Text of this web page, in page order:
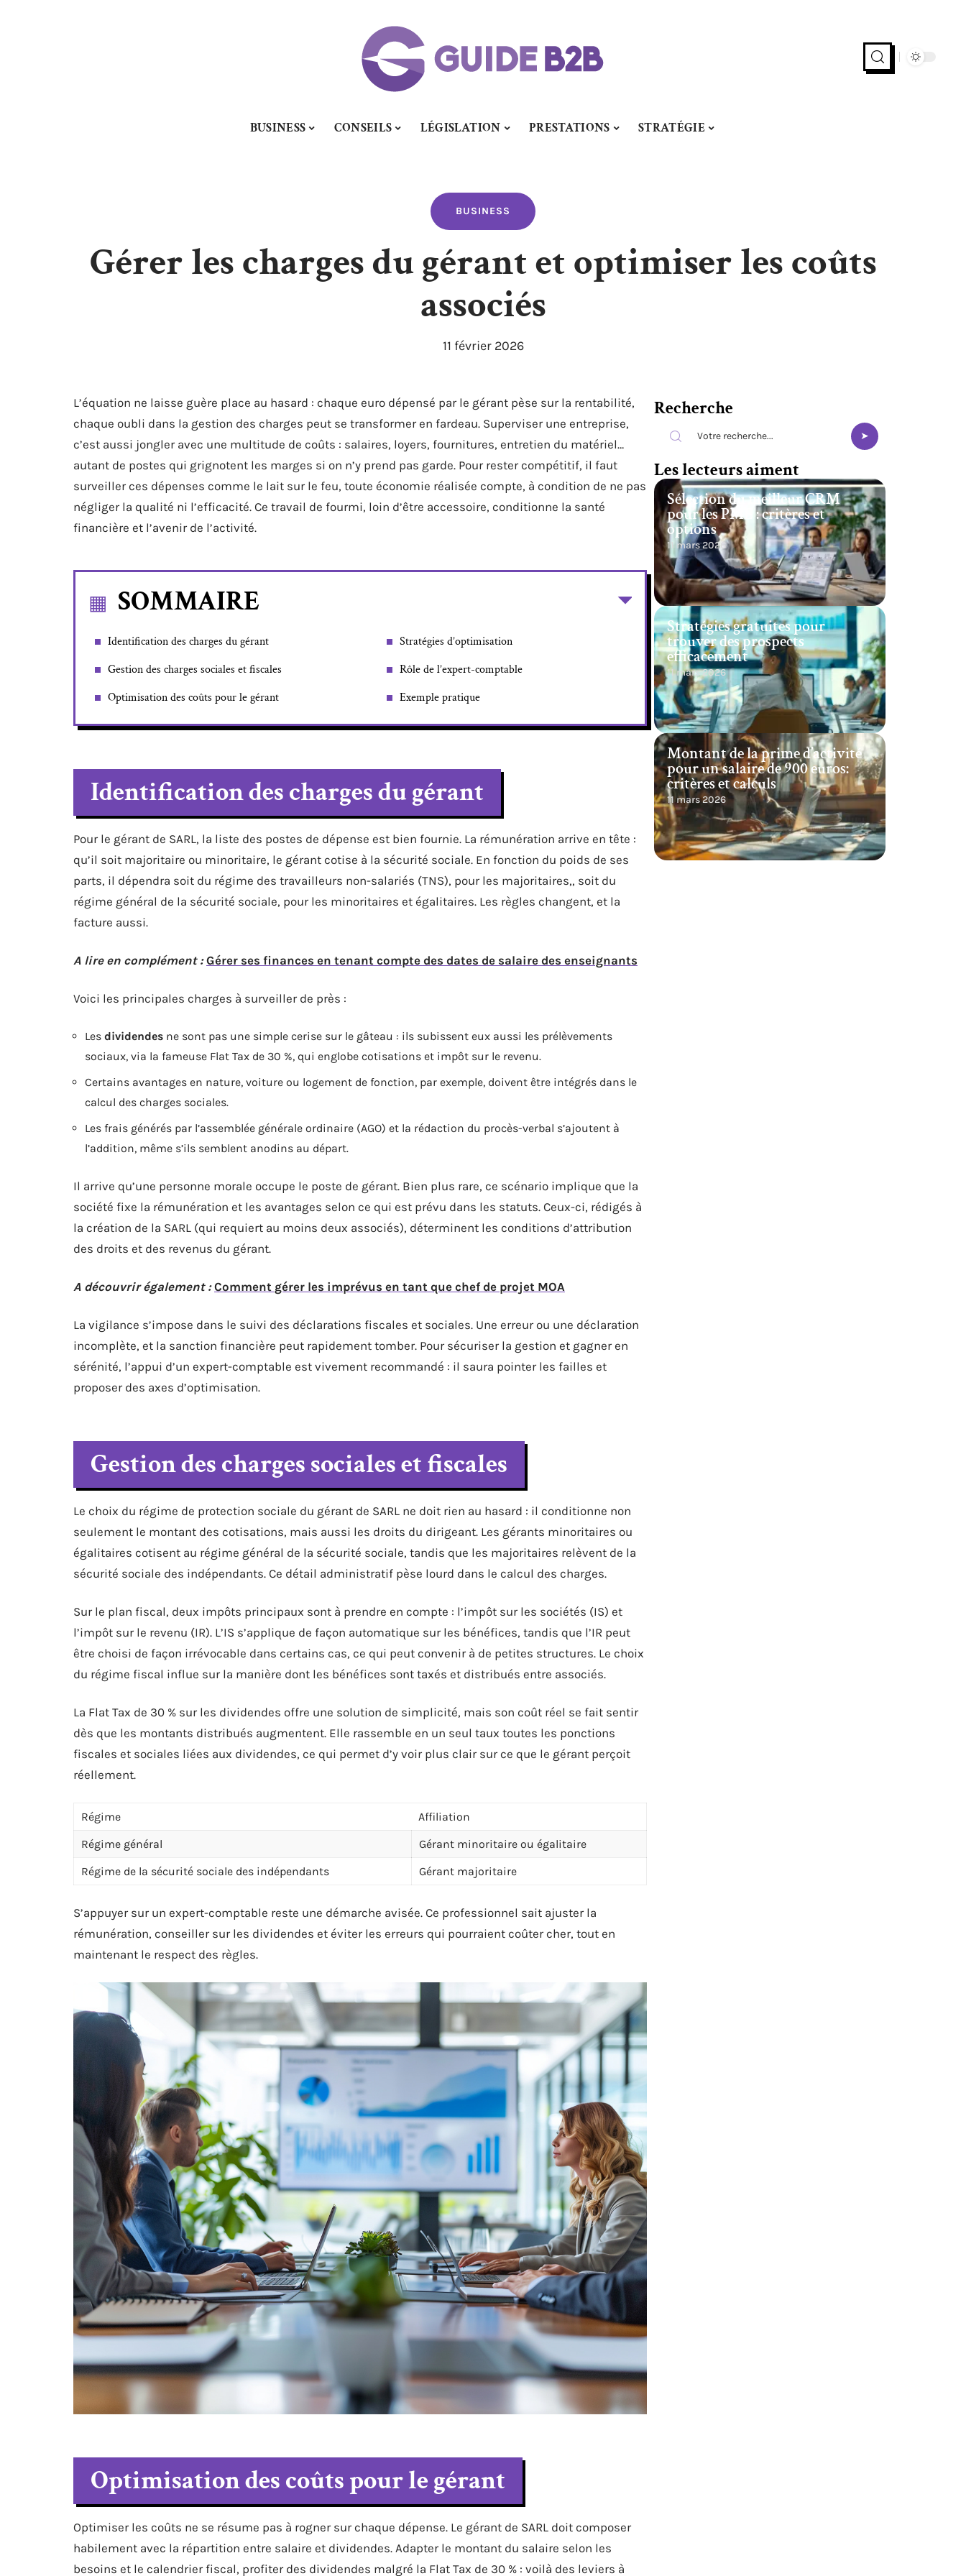
BUSINESS CONSEILS LÉGISLATION PRESTATIONS STRATÉGIE
BUSINESS
Gérer les charges du gérant et optimiser les coûts
associés
11 février 2026
L’équation ne laisse guère place au hasard : chaque euro dépensé par le gérant pèse sur la rentabilité,
chaque oubli dans la gestion des charges peut se transformer en fardeau. Superviser une entreprise,
c’est aussi jongler avec une multitude de coûts : salaires, loyers, fournitures, entretien du matériel…
autant de postes qui grignotent les marges si on n’y prend pas garde. Pour rester compétitif, il faut
surveiller ces dépenses comme le lait sur le feu, toute économie réalisée compte, à condition de ne pas
négliger la qualité ni l’efficacité. Ce travail de fourmi, loin d’être accessoire, conditionne la santé
financière et l’avenir de l’activité.
SOMMAIRE
Identification des charges du gérant
Gestion des charges sociales et fiscales
Optimisation des coûts pour le gérant
Stratégies d’optimisation
Rôle de l’expert-comptable
Exemple pratique
Identification des charges du gérant
Pour le gérant de SARL, la liste des postes de dépense est bien fournie. La rémunération arrive en tête :
qu’il soit majoritaire ou minoritaire, le gérant cotise à la sécurité sociale. En fonction du poids de ses
parts, il dépendra soit du régime des travailleurs non-salariés (TNS), pour les majoritaires,, soit du
régime général de la sécurité sociale, pour les minoritaires et égalitaires. Les règles changent, et la
facture aussi.
A lire en complément : Gérer ses finances en tenant compte des dates de salaire des enseignants
Voici les principales charges à surveiller de près :
Les dividendes ne sont pas une simple cerise sur le gâteau : ils subissent eux aussi les prélèvements
sociaux, via la fameuse Flat Tax de 30 %, qui englobe cotisations et impôt sur le revenu.
Certains avantages en nature, voiture ou logement de fonction, par exemple, doivent être intégrés dans le
calcul des charges sociales.
Les frais générés par l’assemblée générale ordinaire (AGO) et la rédaction du procès-verbal s’ajoutent à
l’addition, même s’ils semblent anodins au départ.
Il arrive qu’une personne morale occupe le poste de gérant. Bien plus rare, ce scénario implique que la
société fixe la rémunération et les avantages selon ce qui est prévu dans les statuts. Ceux-ci, rédigés à
la création de la SARL (qui requiert au moins deux associés), déterminent les conditions d’attribution
des droits et des revenus du gérant.
A découvrir également : Comment gérer les imprévus en tant que chef de projet MOA
La vigilance s’impose dans le suivi des déclarations fiscales et sociales. Une erreur ou une déclaration
incomplète, et la sanction financière peut rapidement tomber. Pour sécuriser la gestion et gagner en
sérénité, l’appui d’un expert-comptable est vivement recommandé : il saura pointer les failles et
proposer des axes d’optimisation.
Gestion des charges sociales et fiscales
Le choix du régime de protection sociale du gérant de SARL ne doit rien au hasard : il conditionne non
seulement le montant des cotisations, mais aussi les droits du dirigeant. Les gérants minoritaires ou
égalitaires cotisent au régime général de la sécurité sociale, tandis que les majoritaires relèvent de la
sécurité sociale des indépendants. Ce détail administratif pèse lourd dans le calcul des charges.
Sur le plan fiscal, deux impôts principaux sont à prendre en compte : l’impôt sur les sociétés (IS) et
l’impôt sur le revenu (IR). L’IS s’applique de façon automatique sur les bénéfices, tandis que l’IR peut
être choisi de façon irrévocable dans certains cas, ce qui peut convenir à de petites structures. Le choix
du régime fiscal influe sur la manière dont les bénéfices sont taxés et distribués entre associés.
La Flat Tax de 30 % sur les dividendes offre une solution de simplicité, mais son coût réel se fait sentir
dès que les montants distribués augmentent. Elle rassemble en un seul taux toutes les ponctions
fiscales et sociales liées aux dividendes, ce qui permet d’y voir plus clair sur ce que le gérant perçoit
réellement.
Régime
Affiliation
Régime général
Gérant minoritaire ou égalitaire
Régime de la sécurité sociale des indépendants
Gérant majoritaire
S’appuyer sur un expert-comptable reste une démarche avisée. Ce professionnel sait ajuster la
rémunération, conseiller sur les dividendes et éviter les erreurs qui pourraient coûter cher, tout en
maintenant le respect des règles.
Optimisation des coûts pour le gérant
Optimiser les coûts ne se résume pas à rogner sur chaque dépense. Le gérant de SARL doit composer
habilement avec la répartition entre salaire et dividendes. Adapter le montant du salaire selon les
besoins et le calendrier fiscal, profiter des dividendes malgré la Flat Tax de 30 % : voilà des leviers à
Recherche
Les lecteurs aiment
Sélection du meilleur CRM
pour les PME : critères et
options
11 mars 2026
Stratégies gratuites pour
trouver des prospects
efficacement
11 mars 2026
Montant de la prime d’activité
pour un salaire de 900 euros:
critères et calculs
11 mars 2026